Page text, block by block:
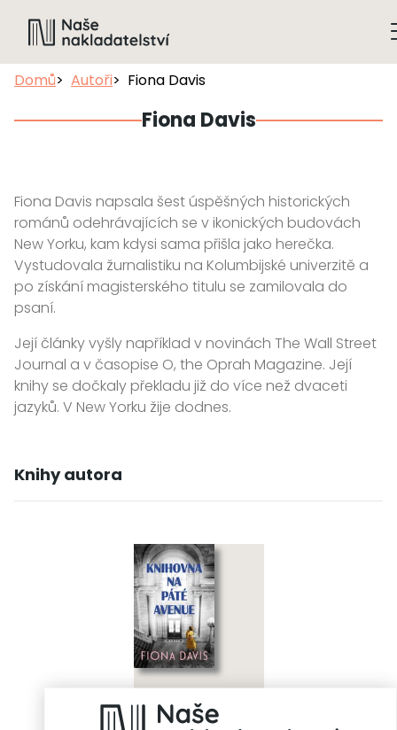
Domů Autoři Fiona Davis
Fiona Davis
Fiona Davis napsala šest úspěšných historických
románů odehrávajících se v ikonických budovách
New Yorku, kam kdysi sama přišla jako herečka.
Vystudovala žurnalistiku na Kolumbijské univerzitě a
po získání magisterského titulu se zamilovala do
psaní.
Její články vyšly například v novinách The Wall Street
Journal a v časopise O, the Oprah Magazine. Její
knihy se dočkaly překladu již do více než dvaceti
jazyků. V New Yorku žije dodnes.
Knihy autora